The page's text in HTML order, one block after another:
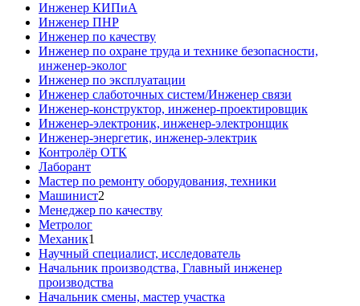
Инженер КИПиА
Инженер ПНР
Инженер по качеству
Инженер по охране труда и технике безопасности,
инженер-эколог
Инженер по эксплуатации
Инженер слаботочных систем/Инженер связи
Инженер-конструктор, инженер-проектировщик
Инженер-электроник, инженер-электронщик
Инженер-энергетик, инженер-электрик
Контролёр ОТК
Лаборант
Мастер по ремонту оборудования, техники
Машинист2
Менеджер по качеству
Метролог
Механик1
Научный специалист, исследователь
Начальник производства, Главный инженер
производства
Начальник смены, мастер участка